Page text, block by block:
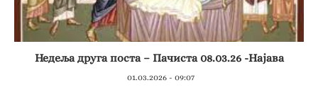
Недеља друга поста – Пачиста 08.03.26 -Најава
01.03.2026 - 09:07